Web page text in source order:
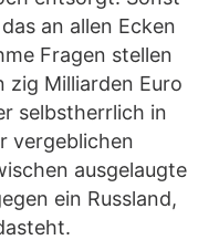
an allen Ecken
Fragen stellen
zig Milliarden Euro
selbstherrlich in
vergeblichen
ausgelaugte
ein Russland,